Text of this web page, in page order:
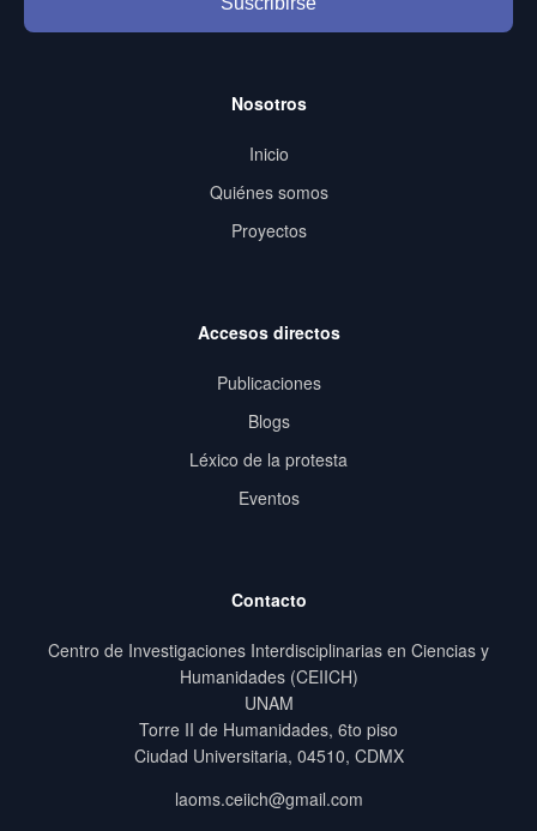
Nosotros
Inicio
Quiénes somos
Proyectos
Accesos directos
Publicaciones
Blogs
Léxico de la protesta
Eventos
Contacto
Centro de Investigaciones Interdisciplinarias en Ciencias y
Humanidades (CEIICH)
UNAM
Torre II de Humanidades, 6to piso
Ciudad Universitaria, 04510, CDMX
laoms.ceiich@gmail.com